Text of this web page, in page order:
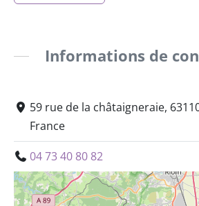
Informations de
59 rue de la châtaigneraie,
France
04 73 40 80 82